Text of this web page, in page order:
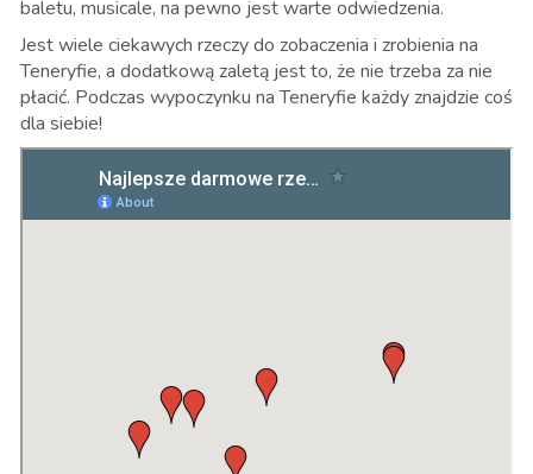
baletu, musicale, na pewno jest warte odwiedzenia.
Jest wiele ciekawych rzeczy do zobaczenia i zrobienia na
Teneryfie, a dodatkową zaletą jest to, że nie trzeba za nie
płacić. Podczas wypoczynku na Teneryfie każdy znajdzie coś
dla siebie!